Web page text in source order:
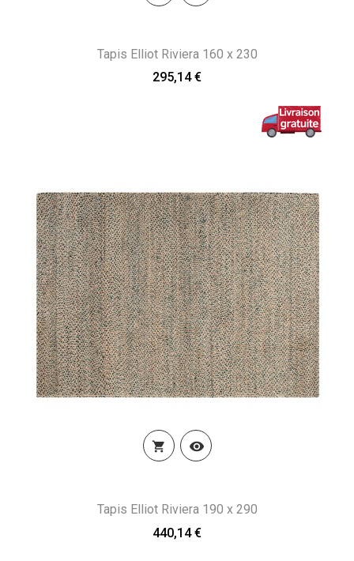
Tapis Elliot Riviera 160 x 230
295,14 €
 
Tapis Elliot Riviera 190 x 290
440,14 €